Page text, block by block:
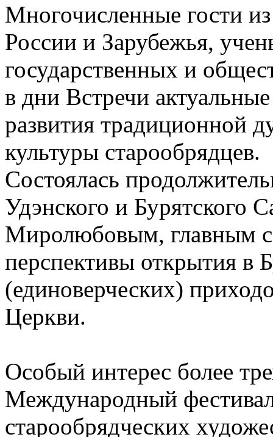
Многочисленные гости
России и Зарубежья,
государственных и
в дни Встречи
развития традиционной
культуры старообрядцев.
Состоялась
Удэнского и Бурятского
Миролюбовым, главным
перспективы открытия в
(единоверческих)
Церкви.
Особый интерес более
Международный
старообрядческих